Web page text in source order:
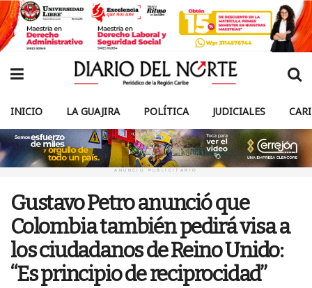
INICIO LA GUAJIRA POLÍTICA JUDICIALES
ANUNCIO PUBLICITARIO
Gustavo Petro anunció que
Colombia también pedirá visa a
los ciudadanos de Reino Unido:
“Es principio de reciprocidad”